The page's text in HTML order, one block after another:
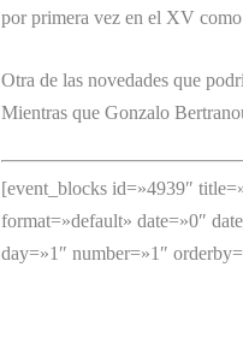
por primera vez en el XV
Otra de las novedades que
Mientras que Gonzalo
[event_blocks id=»4939″
format=»default» date=»0″
day=»1″ number=»1″